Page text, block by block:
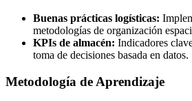
Buenas prácticas logísticas:
metodologías de organización
KPIs de almacén: Indicadores
toma de decisiones basada en datos.
Metodología de Aprendizaje